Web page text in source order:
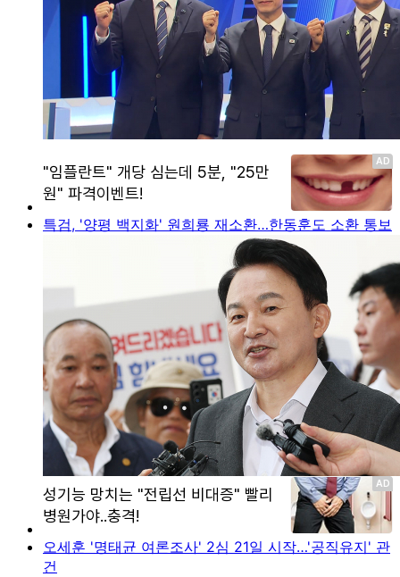
특검, '양평 백지화' 원희룡 재소환…한동훈도 소환 통보
오세훈 '명태균 여론조사' 2심 21일 시작…'공직유지' 관
건